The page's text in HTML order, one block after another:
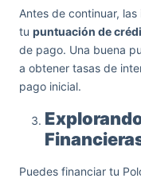
Antes de continuar,
tu puntuación de
de pago. Una buena
a obtener tasas de
pago inicial.
Puedes financiar tu